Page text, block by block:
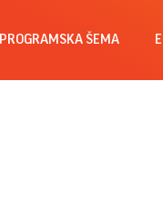
PROGRAMSKA ŠEMA